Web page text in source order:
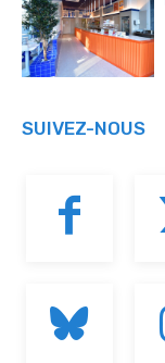
SUIVEZ-NOUS